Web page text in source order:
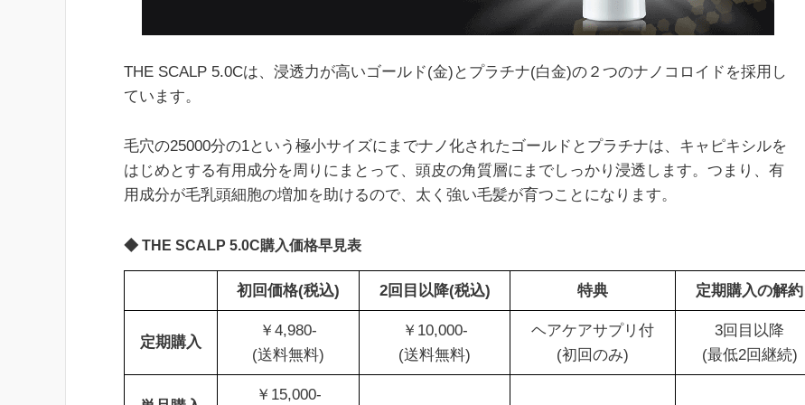
THE SCALP 5.0Cは、浸透力が高いゴールド(金)とプラチナ(白金)の２つのナノコロイドを採用し
ています。
毛穴の25000分の1という極小サイズにまでナノ化されたゴールドとプラチナは、キャピキシルを
はじめとする有用成分を周りにまとって、頭皮の角質層にまでしっかり浸透します。つまり、有
用成分が毛乳頭細胞の増加を助けるので、太く強い毛髪が育つことになります。
◆ THE SCALP 5.0C購入価格早見表
初回価格(税込) 2回目以降(税込) 特典 定期購入の解約
定期購入
￥4,980-
(送料無料)
￥10,000-
(送料無料)
ヘアケアサプリ付
(初回のみ)
3回目以降
(最低2回継続)
￥15,000-